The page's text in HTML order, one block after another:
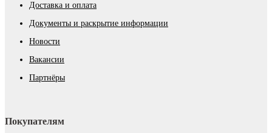
Доставка и оплата
Документы и раскрытие информации
Новости
Вакансии
Партнёры
Покупателям